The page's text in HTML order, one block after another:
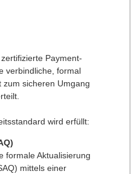
Payment-
verbindliche, formal
zum sicheren Umgang
wird erfüllt:
formale Aktualisierung
mittels einer